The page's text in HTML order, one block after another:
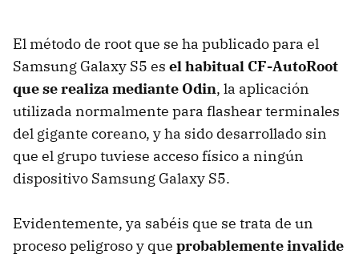
El método de root que se ha publicado para el
Samsung Galaxy S5 es el habitual CF-AutoRoot
que se realiza mediante Odin, la aplicación
utilizada normalmente para flashear terminales
del gigante coreano, y ha sido desarrollado sin
que el grupo tuviese acceso físico a ningún
dispositivo Samsung Galaxy S5.
Evidentemente, ya sabéis que se trata de un
proceso peligroso y que probablemente invalide